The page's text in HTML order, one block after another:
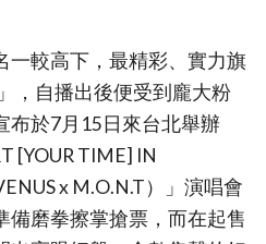
一較高下，最精彩、實力旗
，自播出後便受到龐大粉
布於7月15日來台北舉辦
[YOUR TIME] IN
x M.O.N.T）」演唱會
備磨拳擦掌搶票，而在起售